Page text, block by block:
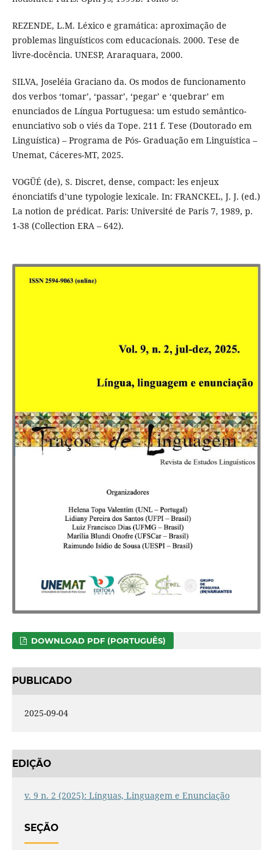
REZENDE, L.M. Léxico e gramática: aproximação de
problemas linguísticos com educacionais. 2000. Tese de
livre-docência. UNESP, Araraquara, 2000.
SILVA, Joseléia Graciano da. Os modos de funcionamento
dos verbos ‘tomar’, ‘passar’, ‘pegar’ e ‘quebrar’ em
enunciados de Língua Portuguesa: um estudo semântico-
enunciativo sob o viés da Tope. 211 f. Tese (Doutorado em
Linguística) – Programa de Pós- Graduação em Linguística –
Unemat, Cáceres-MT, 2025.
VOGÜÉ (de), S. Discret, dense, compact: les enjeux
énonciatifs d’une typologie lexicale. In: FRANCKEL, J. J. (ed.)
La notion de prédicat. Paris: Université de Paris 7, 1989, p.
1-38 (Collection ERA – 642).
DOWNLOAD PDF (PORTUGUÊS)
PUBLICADO
2025-09-04
EDIÇÃO
v. 9 n. 2 (2025): Línguas, Linguagem e Enunciação
SEÇÃO